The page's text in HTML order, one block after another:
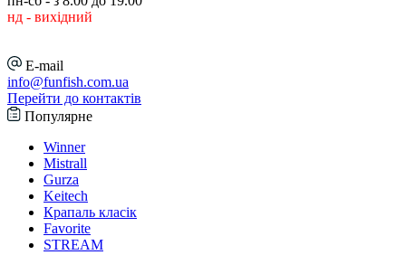
нд - вихідний
E-mail
info@funfish.com.ua
Перейти до контактів
Популярне
Winner
Mistrall
Gurza
Keitech
Крапаль класік
Favorite
STREAM